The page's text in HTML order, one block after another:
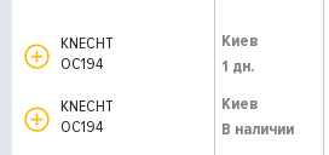
KNECHT
OC194
Киев
1 дн.
KNECHT
OC194
Киев
В наличии